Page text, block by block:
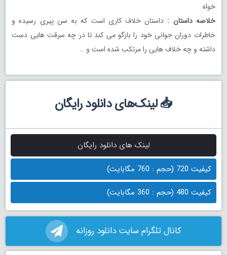
خواه
خلاصه داستان : داستان خلاف کاری است که به سن پیری رسیده و
خاطرات دوران جوانی خود را بازگو می کند تا در چه سرقت هایی دست
داشته و چه خلاف هایی را مرتکب شده است و …
📥 لینک‌های دانلود رایگان
لینک های دانلود رایگان
کیفیت 720 (حجم : 760 مگابایت)
کیفیت 480 (حجم : 360 مگابایت)
کانال تلگرام سایت دانلود روزانه